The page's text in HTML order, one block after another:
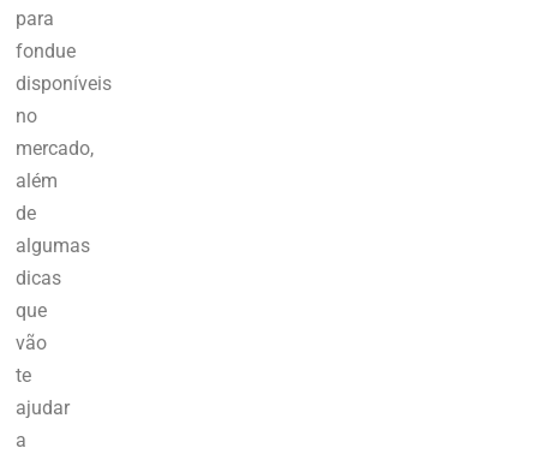
para
fondue
disponíveis
no
mercado,
além
de
algumas
dicas
que
vão
te
ajudar
a